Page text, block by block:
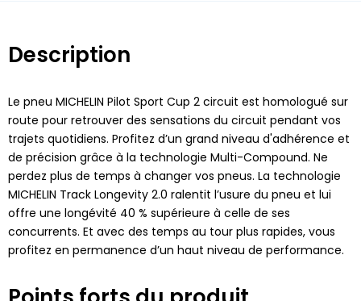
Description
Le pneu MICHELIN Pilot Sport Cup 2 circuit est homologué sur
route pour retrouver des sensations du circuit pendant vos
trajets quotidiens. Profitez d’un grand niveau d'adhérence et
de précision grâce à la technologie Multi-Compound. Ne
perdez plus de temps à changer vos pneus. La technologie
MICHELIN Track Longevity 2.0 ralentit l’usure du pneu et lui
offre une longévité 40 % supérieure à celle de ses
concurrents. Et avec des temps au tour plus rapides, vous
profitez en permanence d’un haut niveau de performance.